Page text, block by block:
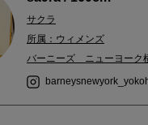
サクラ
所属：ウィメンズ
バーニーズ ニューヨーク